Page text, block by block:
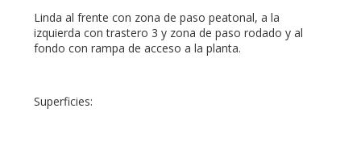
Linda al frente con zona de paso peatonal, a la
izquierda con trastero 3 y zona de paso rodado y al
fondo con rampa de acceso a la planta.
Superficies: